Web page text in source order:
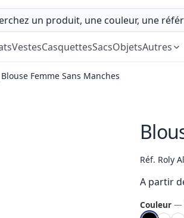
VestesCasquettesSacsObjetsAutres
Blouse Femme Sans Manches
Réf. Roly
A partir
Couleur —